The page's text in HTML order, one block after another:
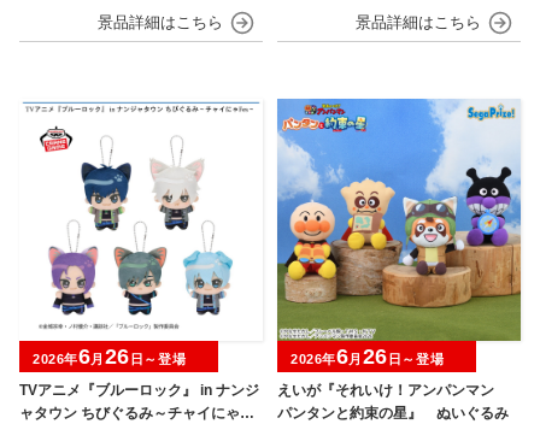
TVアニメ『ブルーロック』 in ナンジ
ャタウン ちびぐるみ～チャイにゃFe
2026年6月 26 日～登場
えいが『それいけ！アンパンマン
パンタンと約束の星』 ぬいぐるみ
2026年6月 26 日～登場